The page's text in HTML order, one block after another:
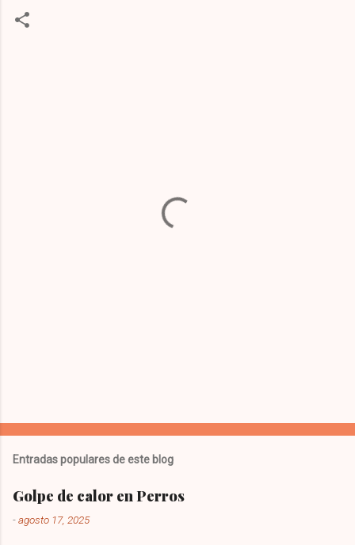
Entradas populares de este blog
Golpe de calor en Perros
-agosto 17, 2025